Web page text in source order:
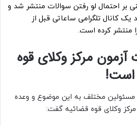
بر احتمال لو رفتن سوالات منتشر شد و
یک کانال تلگرامی ساعاتی قبل از
منتشر کرده است.
آزمون مرکز وکلای قوه
است!
مختلف به این موضوع و وعده
وکلای قوه قضائیه گفت: